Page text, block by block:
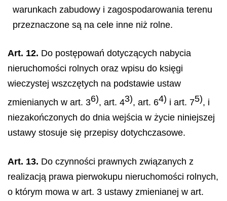
warunkach zabudowy i zagospodarowania terenu
przeznaczone są na cele inne niż rolne.
Art. 12. Do postępowań dotyczących nabycia
nieruchomości rolnych oraz wpisu do księgi
wieczystej wszczętych na podstawie ustaw
zmienianych w art. 36), art. 43), art. 64) i art. 75), i
niezakończonych do dnia wejścia w życie niniejszej
ustawy stosuje się przepisy dotychczasowe.
Art. 13. Do czynności prawnych związanych z
realizacją prawa pierwokupu nieruchomości rolnych,
o którym mowa w art. 3 ustawy zmienianej w art.